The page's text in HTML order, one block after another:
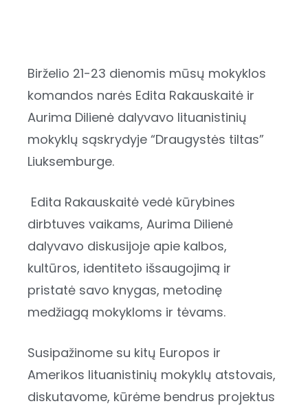
Birželio 21-23 dienomis mūsų mokyklos
komandos narės Edita Rakauskaitė ir
Aurima Dilienė dalyvavo lituanistinių
mokyklų sąskrydyje “Draugystės tiltas”
Liuksemburge.
Edita Rakauskaitė vedė kūrybines
dirbtuves vaikams, Aurima Dilienė
dalyvavo diskusijoje apie kalbos,
kultūros, identiteto išsaugojimą ir
pristatė savo knygas, metodinę
medžiagą mokykloms ir tėvams.
Susipažinome su kitų Europos ir
Amerikos lituanistinių mokyklų atstovais,
diskutavome, kūrėme bendrus projektus